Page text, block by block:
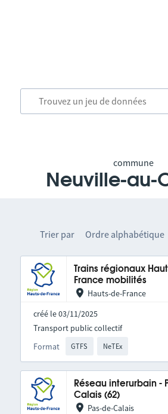
commune
Neuville-au-
Trier par Ordre alphabétique
Trains régionaux
France mobilités
Hauts-de-France
créé le 03/11/2025
Format GTFS NeTEx
Transport public collectif
Réseau interurbain -
Calais (62)
Pas-de-Calais